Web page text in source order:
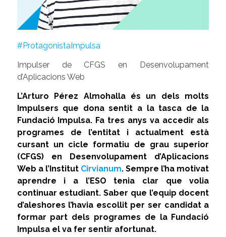
#ProtagonistaImpulsa
Impulser de CFGS en Desenvolupament
d’Aplicacions Web
L’Arturo Pérez Almohalla és un dels molts
Impulsers que dona sentit a la tasca de la
Fundació Impulsa. Fa tres anys va accedir als
programes de l’entitat i actualment està
cursant un cicle formatiu de grau superior
(CFGS) en Desenvolupament d’Aplicacions
Web a l’Institut Cirvianum. Sempre l’ha motivat
aprendre i a l’ESO tenia clar que volia
continuar estudiant. Saber que l’equip docent
d’aleshores l’havia escollit per ser candidat a
formar part dels programes de la Fundació
Impulsa el va fer sentir afortunat.